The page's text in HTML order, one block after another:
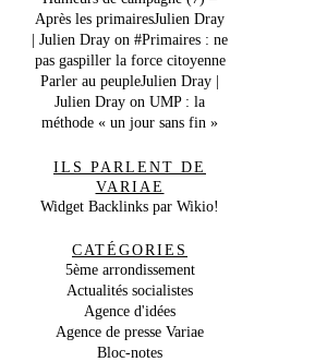
Après les primairesJulien Dray
| Julien Dray on #Primaires : ne
pas gaspiller la force citoyenne
Parler au peupleJulien Dray |
Julien Dray on UMP : la
méthode « un jour sans fin »
ILS PARLENT DE
VARIAE
Widget Backlinks par Wikio!
CATÉGORIES
5ème arrondissement
Actualités socialistes
Agence d'idées
Agence de presse Variae
Bloc-notes